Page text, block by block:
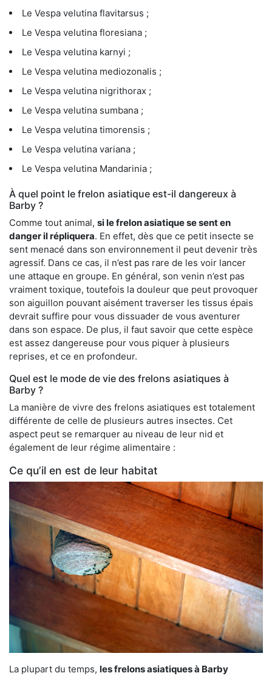
Le Vespa velutina flavitarsus ;
Le Vespa velutina floresiana ;
Le Vespa velutina karnyi ;
Le Vespa velutina mediozonalis ;
Le Vespa velutina nigrithorax ;
Le Vespa velutina sumbana ;
Le Vespa velutina timorensis ;
Le Vespa velutina variana ;
Le Vespa velutina Mandarinia ;
À quel point le frelon asiatique est-il dangereux à
Barby ?
Comme tout animal, si le frelon asiatique se sent en
danger il répliquera. En effet, dès que ce petit insecte se
sent menacé dans son environnement il peut devenir très
agressif. Dans ce cas, il n’est pas rare de les voir lancer
une attaque en groupe. En général, son venin n’est pas
vraiment toxique, toutefois la douleur que peut provoquer
son aiguillon pouvant aisément traverser les tissus épais
devrait suffire pour vous dissuader de vous aventurer
dans son espace. De plus, il faut savoir que cette espèce
est assez dangereuse pour vous piquer à plusieurs
reprises, et ce en profondeur.
Quel est le mode de vie des frelons asiatiques à
Barby ?
La manière de vivre des frelons asiatiques est totalement
différente de celle de plusieurs autres insectes. Cet
aspect peut se remarquer au niveau de leur nid et
également de leur régime alimentaire :
Ce qu’il en est de leur habitat
La plupart du temps, les frelons asiatiques à Barby